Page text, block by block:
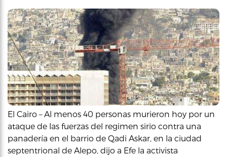
El Cairo – Al menos 40 personas murieron hoy por un
ataque de las fuerzas del regimen sirio contra una
panadería en el barrio de Qadi Askar, en la ciudad
septentrional de Alepo, dijo a Efe la activista